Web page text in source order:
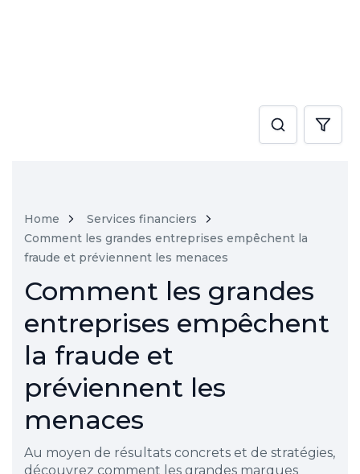
Home
Services financiers
Comment les grandes entreprises empêchent la
fraude et préviennent les menaces
Comment les grandes
entreprises empêchent
la fraude et
préviennent les
menaces
Au moyen de résultats concrets et de stratégies,
découvrez comment les grandes marques